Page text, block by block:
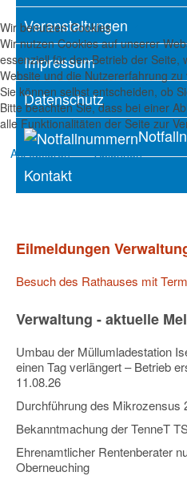
Veranstaltungen
Impressum
Datenschutz
Kontakt
Eilmeldungen
Besuch des Rathauses mit
Verwaltung - aktuelle
Umbau der Müllumladestation
einen Tag verlängert – Betrieb
11.08.26
Durchführung des Mikrozensus
Bekanntmachung der TenneT
Ehrenamtlicher Rentenberater
Oberneuching
Wir benutzen Cookies
Wir nutzen Cookies auf unserer
essenziell für den Betrieb der
Website und die Nutzererfahrung
Sie können selbst entscheiden, ob
Bitte beachten Sie, dass bei einer
alle Funktionalitäten der Seite zur
Akzeptieren
Ablehnen